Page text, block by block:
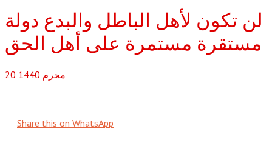
لن تكون لأهل الباطل والبدع دولة
مستقرة مستمرة على أهل الحق
20 محرم 1440
Share this on WhatsApp